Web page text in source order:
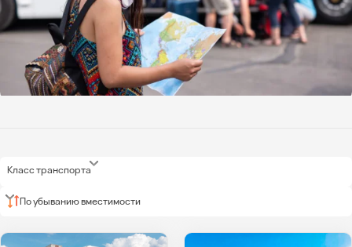
Класс транспорта
По убыванию вместимости